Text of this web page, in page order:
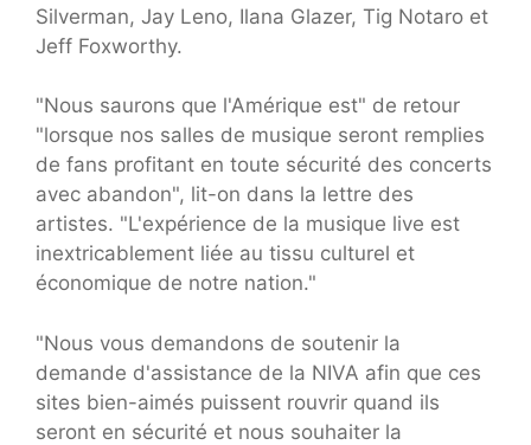
Silverman, Jay Leno, Ilana Glazer, Tig Notaro et
Jeff Foxworthy.
"Nous saurons que l'Amérique est" de retour
"lorsque nos salles de musique seront remplies
de fans profitant en toute sécurité des concerts
avec abandon", lit-on dans la lettre des
artistes. "L'expérience de la musique live est
inextricablement liée au tissu culturel et
économique de notre nation."
"Nous vous demandons de soutenir la
demande d'assistance de la NIVA afin que ces
sites bien-aimés puissent rouvrir quand ils
seront en sécurité et nous souhaiter la